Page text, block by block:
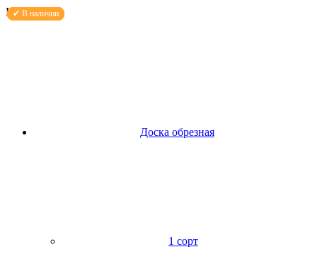
Каталог
Доска обрезная
1 сорт